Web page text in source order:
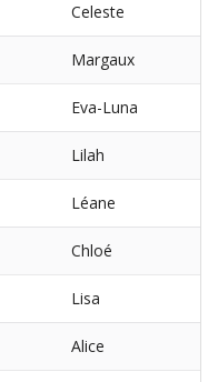
Celeste
Margaux
Eva-Luna
Lilah
Léane
Chloé
Lisa
Alice